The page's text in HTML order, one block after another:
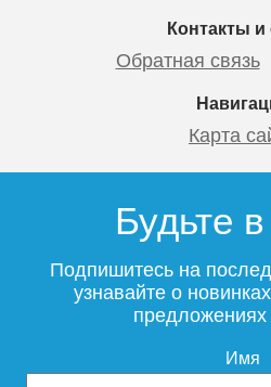
Подробнее
Смеситель для раковины
10 995
Подробнее
Контакты и
Обратная связь
Карта
Будьте
Подпишитесь на
узнавайте о
Имя